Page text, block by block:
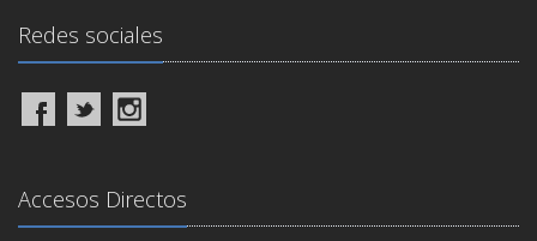
Redes sociales
Accesos Directos